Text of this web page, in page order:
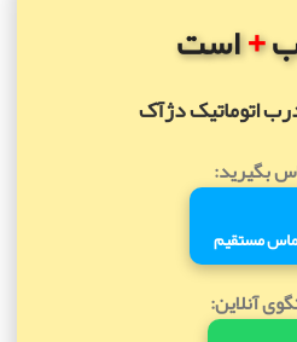
+است
اتوماتیک دژآک
بگیرید:
مستقیم
آنلاین: